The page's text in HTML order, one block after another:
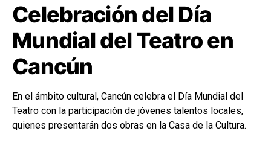
Celebración del Día
Mundial del Teatro en
Cancún
En el ámbito cultural, Cancún celebra el Día Mundial del
Teatro con la participación de jóvenes talentos locales,
quienes presentarán dos obras en la Casa de la Cultura.